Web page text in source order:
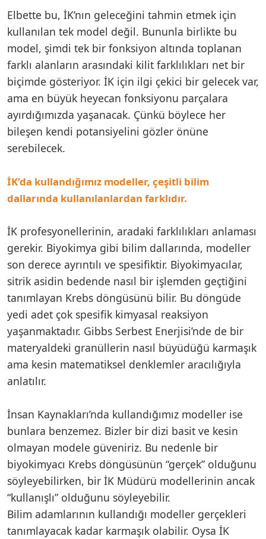
Elbette bu, İK’nın geleceğini tahmin etmek için
kullanılan tek model değil. Bununla birlikte bu
model, şimdi tek bir fonksiyon altında toplanan
farklı alanların arasındaki kilit farklılıkları net bir
biçimde gösteriyor. İK için ilgi çekici bir gelecek var,
ama en büyük heyecan fonksiyonu parçalara
ayırdığımızda yaşanacak. Çünkü böylece her
bileşen kendi potansiyelini gözler önüne
serebilecek.
İK’da kullandığımız modeller, çeşitli bilim
dallarında kullanılanlardan farklıdır.
İK profesyonellerinin, aradaki farklılıkları anlaması
gerekir. Biyokimya gibi bilim dallarında, modeller
son derece ayrıntılı ve spesifiktir. Biyokimyacılar,
sitrik asidin bedende nasıl bir işlemden geçtiğini
tanımlayan Krebs döngüsünü bilir. Bu döngüde
yedi adet çok spesifik kimyasal reaksiyon
yaşanmaktadır. Gibbs Serbest Enerjisi’nde de bir
materyaldeki granüllerin nasıl büyüdüğü karmaşık
ama kesin matematiksel denklemler aracılığıyla
anlatılır.
İnsan Kaynakları’nda kullandığımız modeller ise
bunlara benzemez. Bizler bir dizi basit ve kesin
olmayan modele güveniriz. Bu nedenle bir
biyokimyacı Krebs döngüsünün “gerçek” olduğunu
söyleyebilirken, bir İK Müdürü modellerinin ancak
“kullanışlı” olduğunu söyleyebilir.
Bilim adamlarının kullandığı modeller gerçekleri
tanımlayacak kadar karmaşık olabilir. Oysa İK